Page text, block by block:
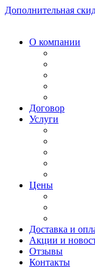
Дополнительная
О компании
Договор
Услуги
Цены
Доставка и
Акции и
Отзывы
Контакты